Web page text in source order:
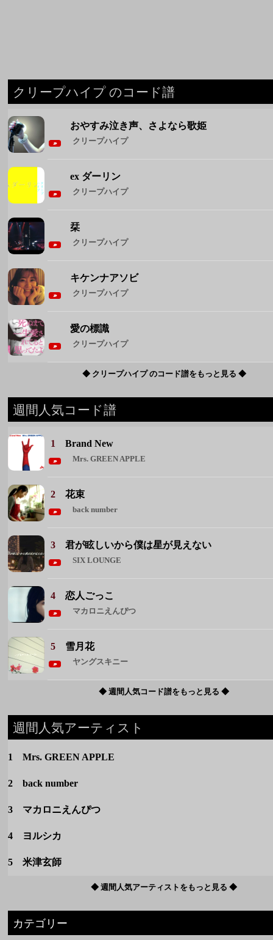
ex ダーリン
クリープハイプ
栞
クリープハイプ
キケンナアソビ
クリープハイプ
愛の標識
クリープハイプ
◆ クリープハイプ のコード譜をもっと見る ◆
1 Brand New
Mrs. GREEN APPLE
2花束
back number
3君が眩しいから僕は星が見えない
4恋人ごっこ
5雪月花
◆ 週間人気コード譜をもっと見る ◆
1 Mrs. GREEN APPLE
3 マカロニえんぴつ
4 ヨルシカ
定番
夏のうた
秋のうた